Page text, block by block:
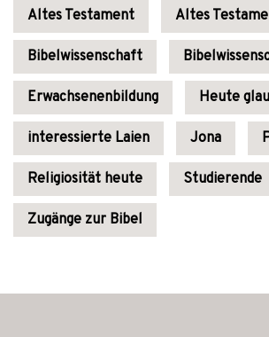
Altes Testament Altes
Bibelwissenschaft
Erwachsenenbildung Heute
interessierte Laien Jona
Religiosität heute Studierende
Zugänge zur Bibel